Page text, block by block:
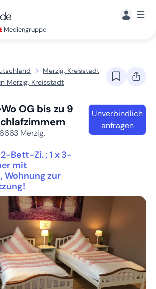
Mediengruppe
☰
Merzig, Kreisstadt
Merzig, Kreisstadt
OG bis zu 9
Merzig,
Bett-Zi. ; 1 x 3-
mit
Wohnung zur
Unverbindlich
anfragen